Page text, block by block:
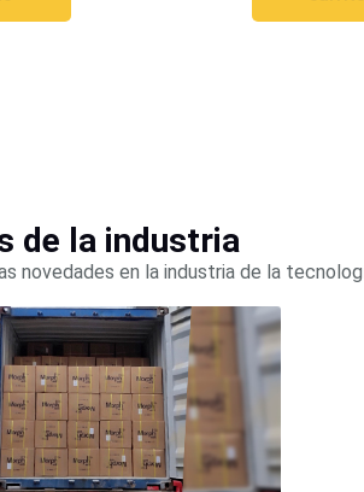
de la industria
novedades en la industria de la